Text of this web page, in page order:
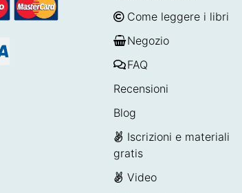
Come leggere i libri
Negozio
FAQ
Recensioni
Blog
Iscrizioni e materiali
gratis
Video